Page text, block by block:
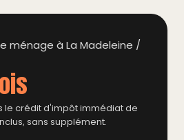
ménage à La Madeleine /
le crédit d'impôt immédiat de
sans supplément.